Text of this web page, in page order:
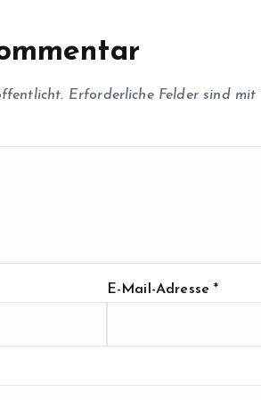
Erforderliche Felder sind mit
E-Mail-Adresse*